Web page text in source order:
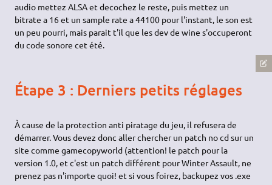
audio mettez ALSA et decochez le reste, puis mettez un
bitrate a 16 et un sample rate a 44100 pour l'instant, le son est
un peu pourri, mais parait t'il que les dev de wine s'occuperont
du code sonore cet été.
Étape 3 : Derniers petits réglages
À cause de la protection anti piratage du jeu, il refusera de
démarrer. Vous devez donc aller chercher un patch no cd sur un
site comme gamecopyworld (attention! le patch pour la
version 1.0, et c'est un patch différent pour Winter Assault, ne
prenez pas n'importe quoi! et si vous foirez, backupez vos .exe